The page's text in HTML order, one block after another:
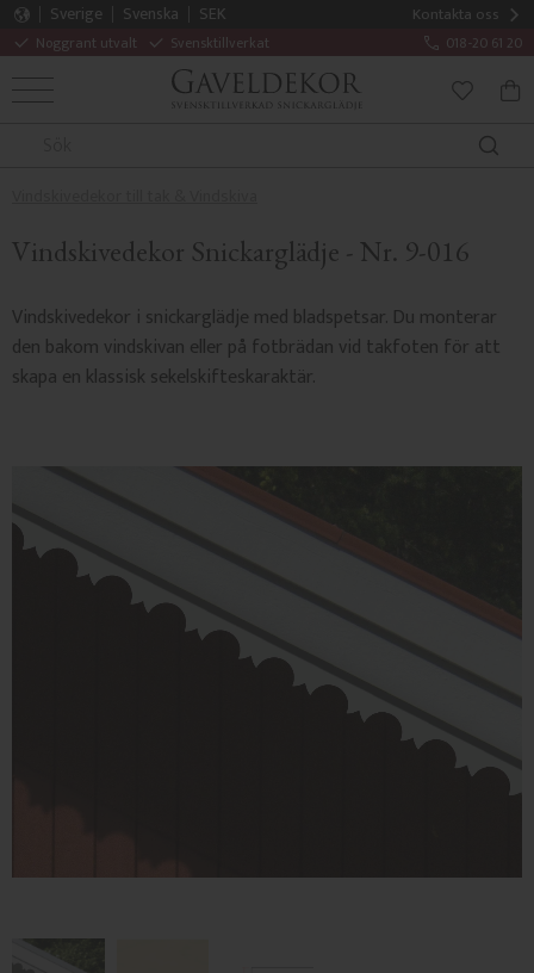
Kontakta oss
Noggrant utvalt Svensktillverkat 018-20 61 20
Sverige Svenska
SEK
MENY
Vindskivedekor Snickarglädje - Nr. 9-016
Vindskivedekor i snickarglädje med bladspetsar. Du monterar
den bakom vindskivan eller på fotbrädan vid takfoten för att
skapa en klassisk sekelskifteskaraktär.